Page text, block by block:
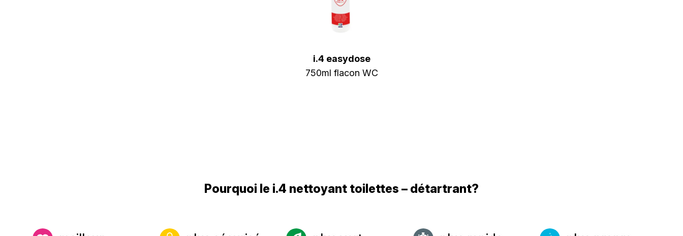
i.4 easydose
750ml flacon WC
Pourquoi le i.4 nettoyant toilettes – détartrant?